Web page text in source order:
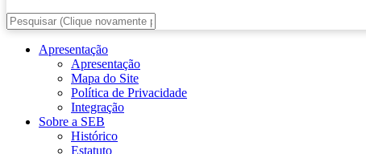
Apresentação
Apresentação
Mapa do Site
Política de Privacidade
Integração
Sobre a SEB
Histórico
Estatuto